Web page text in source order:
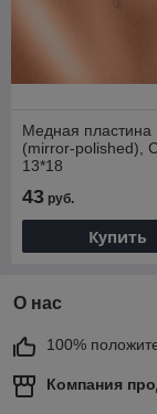
Медная пластина
(mirror-polished),
13*18
43 руб.
Купить
О нас
100%
Компания